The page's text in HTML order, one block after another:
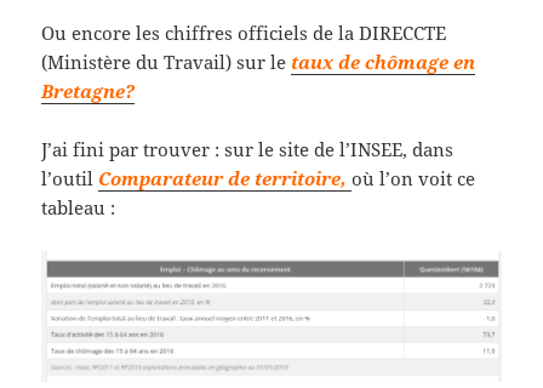
Ou encore les chiffres officiels de la DIRECCTE
(Ministère du Travail) sur le taux de chômage en
Bretagne?
J’ai fini par trouver : sur le site de l’INSEE, dans
l’outil Comparateur de territoire,où l’on voit ce
tableau :